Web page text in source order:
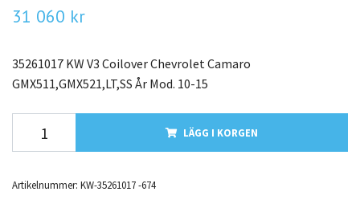
31 060 kr
35261017 KW V3 Coilover Chevrolet Camaro
GMX511,GMX521,LT,SS År Mod. 10-15
LÄGG I KORGEN
Artikelnummer: KW-35261017 -674